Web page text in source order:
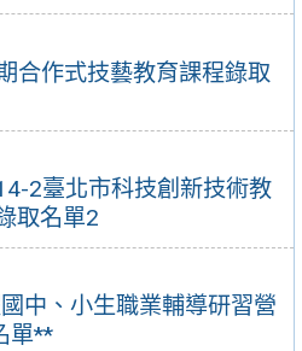
合作式技藝教育課程錄取
2臺北市科技創新技術教
取名單2
中、小生職業輔導研習營
單**